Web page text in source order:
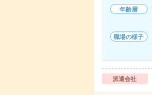
年齢層
職場の様子
派遣会社